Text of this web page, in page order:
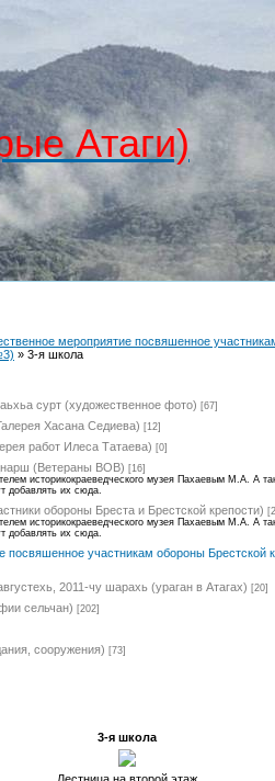
Атаги)
мероприятие посвяшенное
» 3-я школа
сурт (художественное фото) [67]
Хасана Седиева) [12]
работ Илеса Татаева) [0]
(Ветераны ВОВ) [16]
историкокраеведческого музея Пахаевым М.А. А
добавлять их сюда.
обороны Бреста и Брестской крепости)
историкокраеведческого музея Пахаевым М.А. А
добавлять их сюда.
посвяшенное участникам обороны Брестской
2011-чу шарахь (ураган в Атагах) [20]
сельчан) [202]
сооружения) [73]
3-я школа